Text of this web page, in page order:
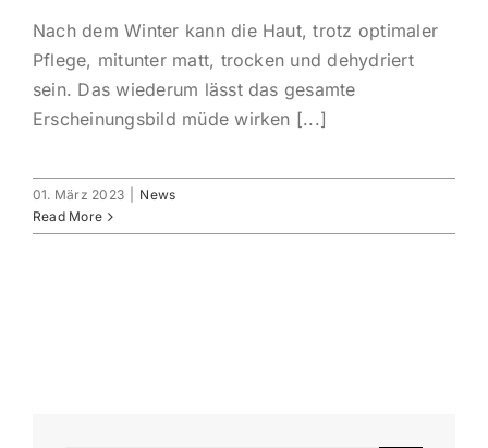
Nach dem Winter kann die Haut, trotz optimaler
Pflege, mitunter matt, trocken und dehydriert
sein. Das wiederum lässt das gesamte
Erscheinungsbild müde wirken [...]
01. März 2023
News
Read More